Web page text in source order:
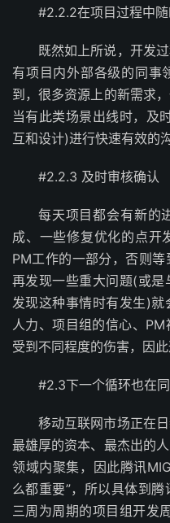
#2.2.2在项目过程中
既然如上所说，开发
有项目内外部各级的同事
到，很多资源上的新需求
当有此类场景出线时，及
互和设计)进行快速有效的
#2.2.3 及时审核确认
每天项目都会有新的
成、一些修复优化的点开
PM工作的一部分，否则
再发现一些重大问题(或
发现这种事情时有发生)就
人力、项目组的信心、
受到不同程度的伤害，因
#2.3下一个循环也在
移动互联网市场正在
最雄厚的资本、最杰出的
领域内聚集，因此腾讯
么都重要”，所以具体到
三周为周期的项目组开发